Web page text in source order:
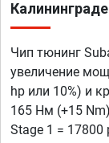
Калининграде
Чип тюнинг
увеличение
hp или 10%) и
165 Нм (+15
Stage 1 = 17800